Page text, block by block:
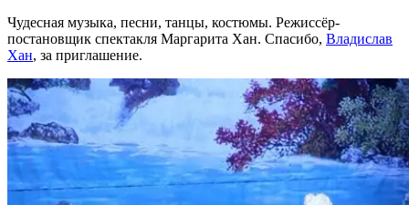
Чудесная музыка, песни, танцы, костюмы. Режиссёр-
постановщик спектакля Маргарита Хан. Спасибо, Владислав
Хан, за приглашение.